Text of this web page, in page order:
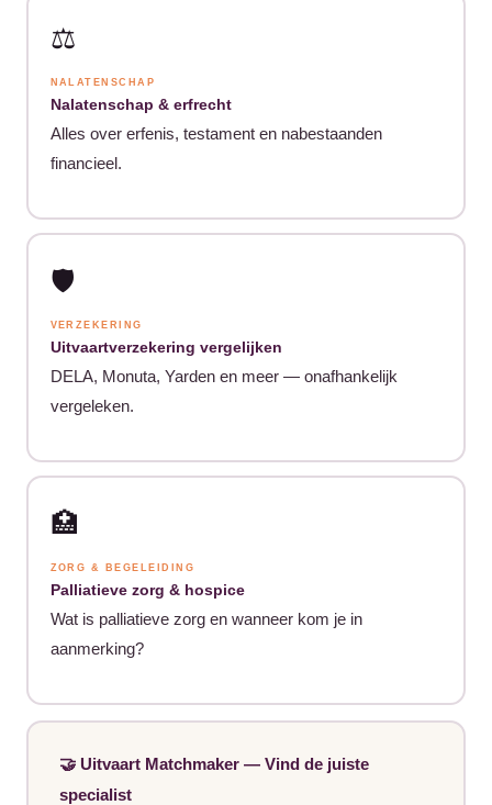
⚖️
NALATENSCHAP
Nalatenschap & erfrecht
Alles over erfenis, testament en nabestaanden
financieel.
🛡️
VERZEKERING
Uitvaartverzekering vergelijken
DELA, Monuta, Yarden en meer — onafhankelijk
vergeleken.
🏥
ZORG & BEGELEIDING
Palliatieve zorg & hospice
Wat is palliatieve zorg en wanneer kom je in
aanmerking?
🤝 Uitvaart Matchmaker — Vind de juiste
specialist